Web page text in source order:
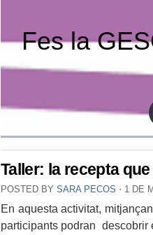
Fes la
Taller: la recepta
POSTED BY SARA PECOS ⋅ 1 DE
En aquesta activitat,
participants podran descobrir